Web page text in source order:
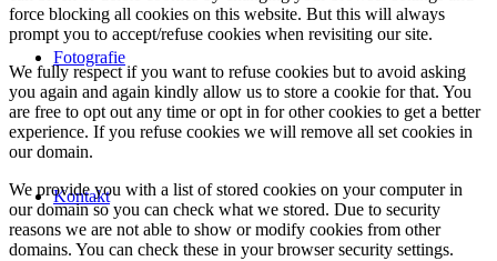
Fotografie
Kontakt
force blocking all cookies on this website. But this will always
prompt you to accept/refuse cookies when revisiting our site.
We fully respect if you want to refuse cookies but to avoid asking
you again and again kindly allow us to store a cookie for that. You
are free to opt out any time or opt in for other cookies to get a better
experience. If you refuse cookies we will remove all set cookies in
our domain.
We provide you with a list of stored cookies on your computer in
our domain so you can check what we stored. Due to security
reasons we are not able to show or modify cookies from other
domains. You can check these in your browser security settings.